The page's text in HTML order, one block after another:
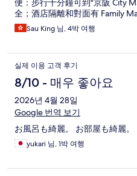
便：步行十分鐘可到"京阪 City
全；酒店隔離和對面有 Family
樓，行攰了可以放鬆下 整體感覺
Sau King 님, 4박 여행
실제 이용 고객 후기
8/10 - 매우 좋아요
2026년 4월 28일
Google 번역 보기
お風呂も綺麗。 お部屋も綺麗。
yukari 님, 1박 여행